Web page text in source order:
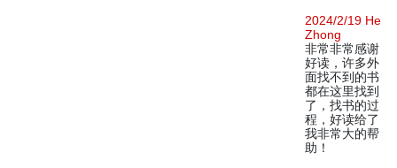
2024/2/19 He
Zhong
非常非常感谢
好读，许多外
面找不到的书
都在这里找到
了，找书的过
程，好读给了
我非常大的帮
助！